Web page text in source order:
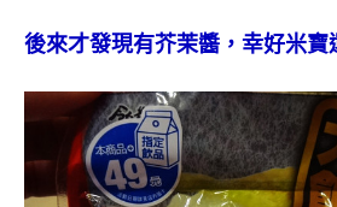
後來才發現有芥茉醬，幸好米寶